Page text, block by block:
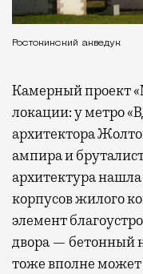
Ростокинский акведук
Камерный проект
локации: у метро
архитектора
ампира и
архитектура
корпусов жилого
элемент
двора — бетонный
тоже вполне может